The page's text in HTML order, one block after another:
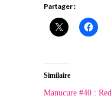
Partager :
Similaire
Manucure #40 : Red